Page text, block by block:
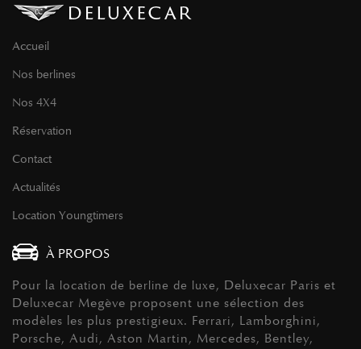
Accueil
Nos berlines
Nos 4X4
Réservation
Contact
Actualités
Location Youngtimers
À PROPOS
Pour la location de berline de luxe, Deluxecar Paris et
Deluxecar Megève proposent une sélection des
modèles les plus prestigieux. Ferrari, Lamborghini,
Porsche, Audi, Aston Martin, Mercedes, Bentley,